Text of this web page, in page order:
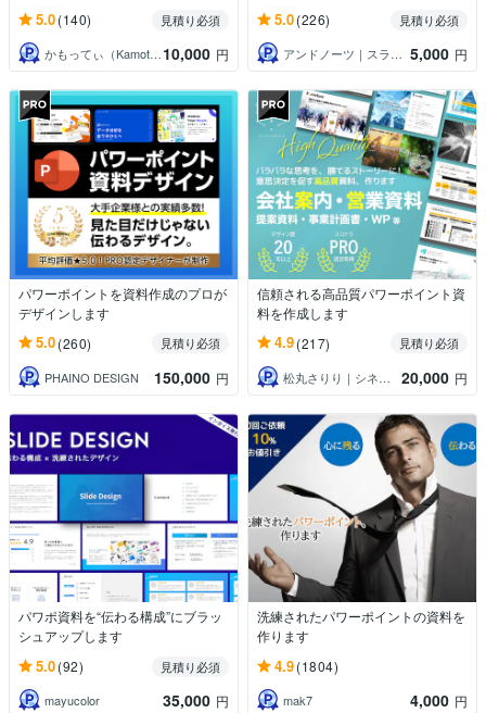
5.0(140)
見積り必須
かもってぃ（Kamotty） 10,000 円
5.0(226)
見積り必須
アンドノーツ｜スライドデザイナー
5,000 円
パワーポイントを資料作成のプロが
デザインします
5.0(260)
見積り必須
PHAINO DESIGN
150,000 円
信頼される高品質パワーポイント資
料を作成します
4.9(217)
見積り必須
松丸さりり｜シネステティカ
20,000 円
パワポ資料を“伝わる構成”にブラッ
シュアップします
5.0(92)
見積り必須
mayucolor
35,000 円
洗練されたパワーポイントの資料を
作ります
4.9(1804)
mak7 4,000 円